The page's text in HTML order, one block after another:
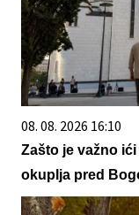
08. 08. 2026 16:10
Zašto je važno
okuplja pred